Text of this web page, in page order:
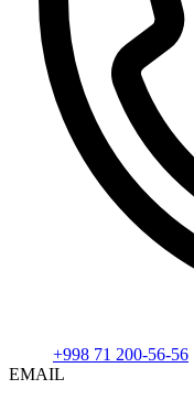
+998 71 200-56-56
EMAIL